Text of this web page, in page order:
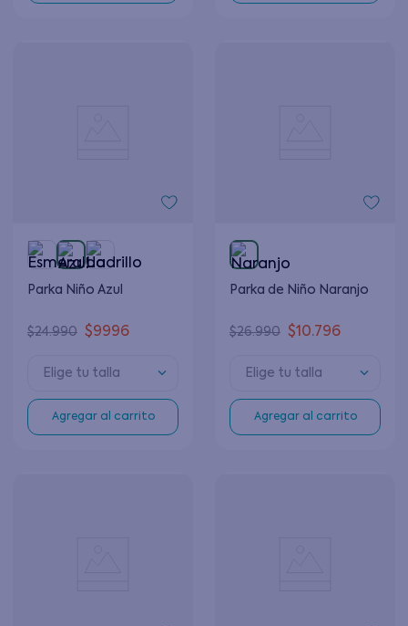
Parka Niño Azul
$24.990 $9996
Elige tu talla
Agregar al carrito
Parka de Niño Naranjo
$26.990 $10.796
Elige tu talla
Agregar al carrito